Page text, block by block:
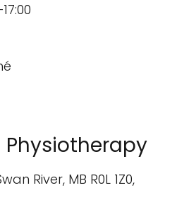
Physiotherapy
River, MB R0L 1Z0,